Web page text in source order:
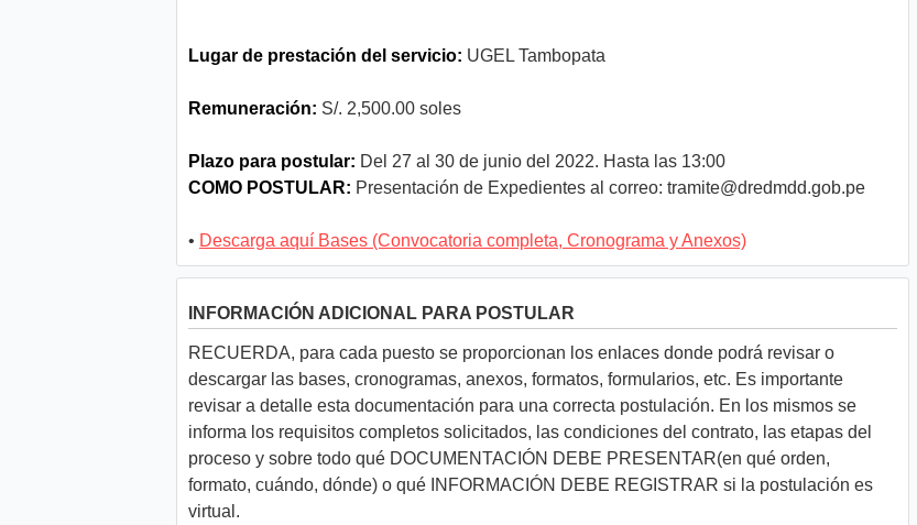
Lugar de prestación del servicio: UGEL Tambopata
Remuneración: S/. 2,500.00 soles
Plazo para postular: Del 27 al 30 de junio del 2022. Hasta las 13:00
COMO POSTULAR: Presentación de Expedientes al correo: tramite@dredmdd.gob.pe
• Descarga aquí Bases (Convocatoria completa, Cronograma y Anexos)
INFORMACIÓN ADICIONAL PARA POSTULAR
RECUERDA, para cada puesto se proporcionan los enlaces donde podrá revisar o
descargar las bases, cronogramas, anexos, formatos, formularios, etc. Es importante
revisar a detalle esta documentación para una correcta postulación. En los mismos se
informa los requisitos completos solicitados, las condiciones del contrato, las etapas del
proceso y sobre todo qué DOCUMENTACIÓN DEBE PRESENTAR(en qué orden,
formato, cuándo, dónde) o qué INFORMACIÓN DEBE REGISTRAR si la postulación es
virtual.